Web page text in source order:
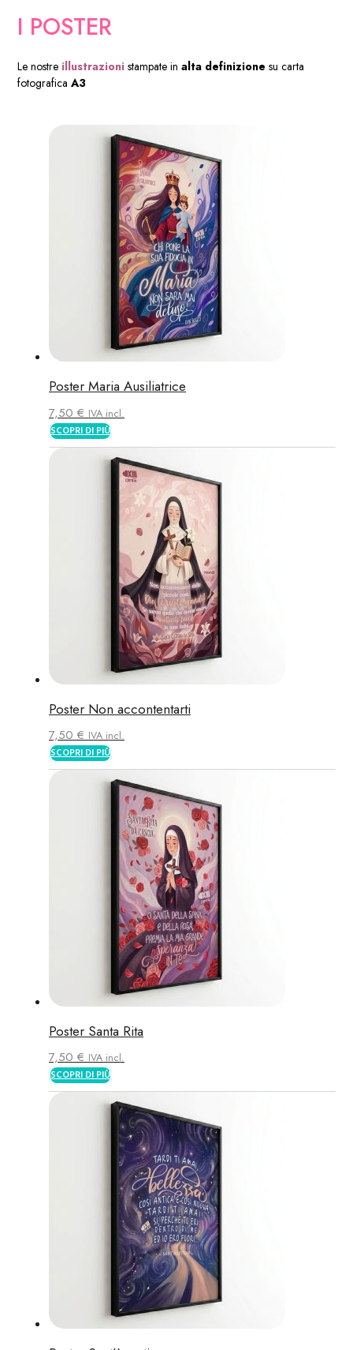
I POSTER
Le nostre illustrazioni stampate in alta definizione su carta
fotografica A3
Poster Maria Ausiliatrice
7,50 € IVA incl.
SCOPRI DI PIÙ
Poster Non accontentarti
7,50 € IVA incl.
SCOPRI DI PIÙ
Poster Santa Rita
7,50 € IVA incl.
SCOPRI DI PIÙ